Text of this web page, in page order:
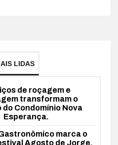
LIDAS
de roçagem e
transformam o
Condomínio Nova
Esperança.
marca o
Agosto de Jorge.